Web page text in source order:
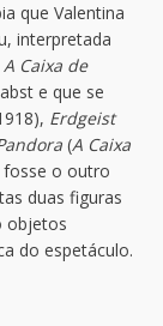
que Valentina
interpretada
A Caixa de
e que se
Erdgeist
(A Caixa
fosse o outro
duas figuras
objetos
do espetáculo.